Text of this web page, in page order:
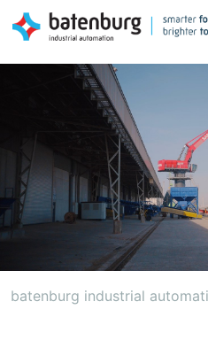
batenburg industrial